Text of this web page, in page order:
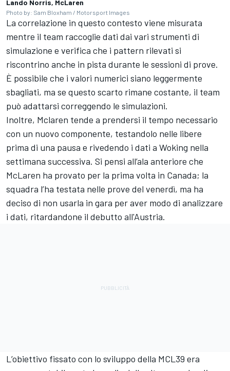
Lando Norris, McLaren
Photo by: Sam Bloxham / Motorsport Images
La correlazione in questo contesto viene misurata
mentre il team raccoglie dati dai vari strumenti di
simulazione e verifica che i pattern rilevati si
riscontrino anche in pista durante le sessioni di prove.
È possibile che i valori numerici siano leggermente
sbagliati, ma se questo scarto rimane costante, il team
può adattarsi correggendo le simulazioni.
Inoltre, Mclaren tende a prendersi il tempo necessario
con un nuovo componente, testandolo nelle libere
prima di una pausa e rivedendo i dati a Woking nella
settimana successiva. Si pensi all’ala anteriore che
McLaren ha provato per la prima volta in Canada; la
squadra l’ha testata nelle prove del venerdì, ma ha
deciso di non usarla in gara per aver modo di analizzare
i dati, ritardandone il debutto all'Austria.
L’obiettivo fissato con lo sviluppo della MCL39 era